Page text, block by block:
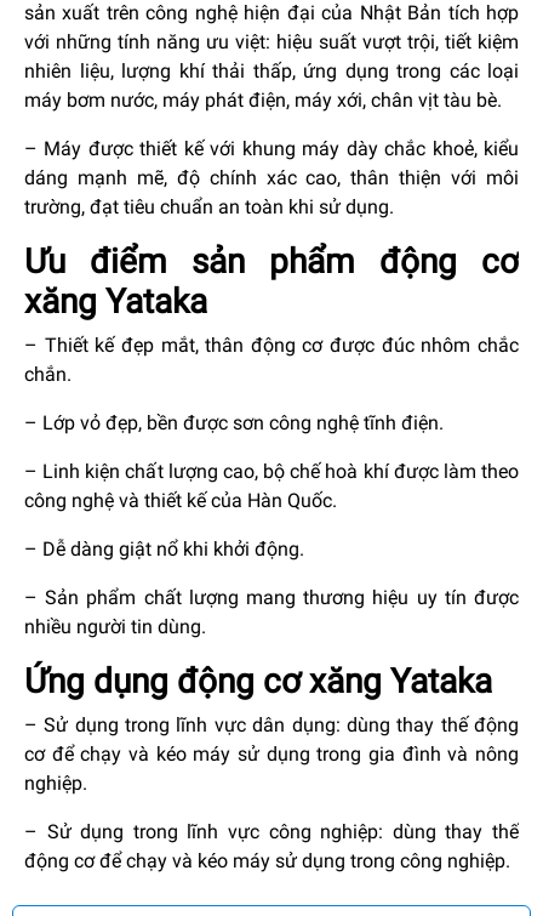
sản xuất trên công nghệ hiện đại của Nhật Bản tích hợp
với những tính năng ưu việt: hiệu suất vượt trội, tiết kiệm
nhiên liệu, lượng khí thải thấp, ứng dụng trong các loại
máy bơm nước, máy phát điện, máy xới, chân vịt tàu bè.
– Máy được thiết kế với khung máy dày chắc khoẻ, kiểu
dáng mạnh mẽ, độ chính xác cao, thân thiện với môi
trường, đạt tiêu chuẩn an toàn khi sử dụng.
Ưu điểm sản phẩm động cơ
xăng Yataka
– Thiết kế đẹp mắt, thân động cơ được đúc nhôm chắc
chắn.
– Lớp vỏ đẹp, bền được sơn công nghệ tĩnh điện.
– Linh kiện chất lượng cao, bộ chế hoà khí được làm theo
công nghệ và thiết kế của Hàn Quốc.
– Dễ dàng giật nổ khi khởi động.
– Sản phẩm chất lượng mang thương hiệu uy tín được
nhiều người tin dùng.
Ứng dụng động cơ xăng Yataka
– Sử dụng trong lĩnh vực dân dụng: dùng thay thế động
cơ để chạy và kéo máy sử dụng trong gia đình và nông
nghiệp.
– Sử dụng trong lĩnh vực công nghiệp: dùng thay thế
động cơ để chạy và kéo máy sử dụng trong công nghiệp.